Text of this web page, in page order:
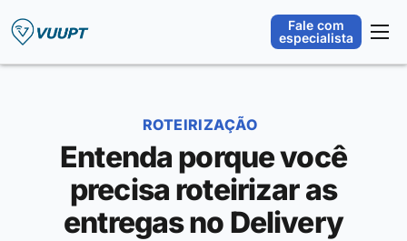
Plataforma
Integrações
Fale com
especialista
ROTEIRIZAÇÃO
Entenda porque você
precisa roteirizar as
entregas no Delivery